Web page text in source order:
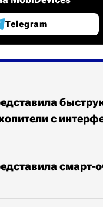
Telegram
с
смарт-